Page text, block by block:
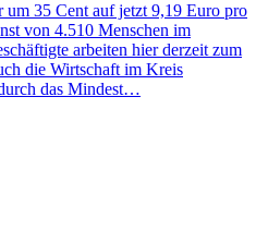
um 35 Cent auf jetzt 9,19 Euro pro
von 4.510 Menschen im
arbeiten hier derzeit zum
die Wirtschaft im Kreis
das Mindest…